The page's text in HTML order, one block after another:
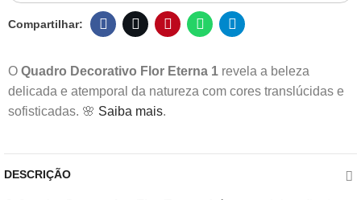
O Quadro Decorativo Flor Eterna 1 revela a beleza
delicada e atemporal da natureza com cores translúcidas e
sofisticadas. 🌸 Saiba mais.
DESCRIÇÃO